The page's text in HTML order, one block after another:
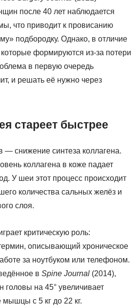
после 40 лет наблюдается
что приводит к провисанию
подбородку. Однако, в отличие
формируются из-за потери
в первую очередь
и решать её нужно через
стареет быстрее
— снижение синтеза коллагена.
коллагена в коже падает
У шеи этот процесс происходит
количества сальных желёз и
слоя.
критическую роль:
описывающий хроническое
за ноутбуком или телефоном.
в Spine Journal (2014),
головы на 45° увеличивает
с 5 кг до 22 кг.